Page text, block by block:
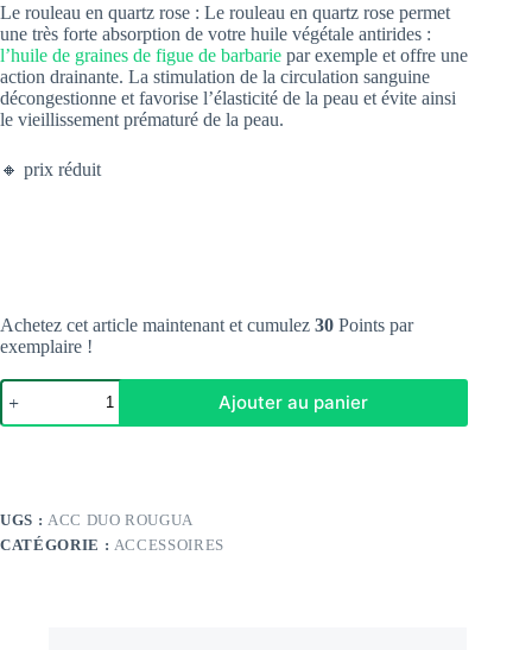
Le rouleau en quartz rose : Le rouleau en quartz rose permet
une très forte absorption de votre huile végétale antirides :
l’huile de graines de figue de barbarie par exemple et offre une
action drainante. La stimulation de la circulation sanguine
décongestionne et favorise l’élasticité de la peau et évite ainsi
le vieillissement prématuré de la peau.
🔸 prix réduit
Achetez cet article maintenant et cumulez 30 Points par
exemplaire !
quantité
de
Duo
Ajouter au panier
UGS : ACC DUO ROUGUA
CATÉGORIE : ACCESSOIRES